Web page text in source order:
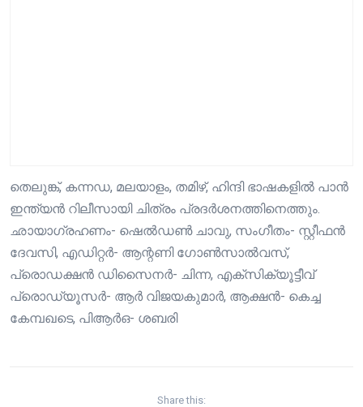
തെലുങ്ക്, കന്നഡ, മലയാളം, തമിഴ്, ഹിന്ദി ഭാഷകളിൽ പാൻ
ഇന്ത്യൻ റിലീസായി ചിത്രം പ്രദർശനത്തിനെത്തും.
ഛായാഗ്രഹണം- ഷെൽഡൺ ചാവു, സംഗീതം- സ്റ്റീഫൻ
ദേവസി, എഡിറ്റർ- ആന്റണി ഗോൺസാൽവസ്,
പ്രൊഡക്ഷൻ ഡിസൈനർ- ചിന്ന, എക്സിക്യൂട്ടീവ്
പ്രൊഡ്യൂസർ- ആർ വിജയകുമാർ, ആക്ഷൻ- കെച്ച
കേമ്പഖടെ, പിആർഒ- ശബരി
Share this: